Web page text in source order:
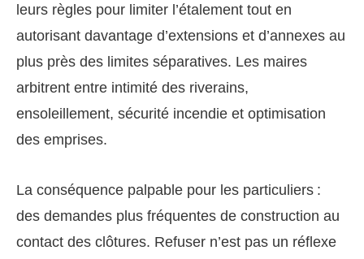
leurs règles pour limiter l’étalement tout en
autorisant davantage d’extensions et d’annexes au
plus près des limites séparatives. Les maires
arbitrent entre intimité des riverains,
ensoleillement, sécurité incendie et optimisation
des emprises.
La conséquence palpable pour les particuliers :
des demandes plus fréquentes de construction au
contact des clôtures. Refuser n’est pas un réflexe